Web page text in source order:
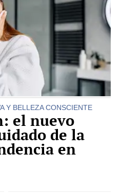
Y BELLEZA CONSCIENTE
el nuevo
de la
en